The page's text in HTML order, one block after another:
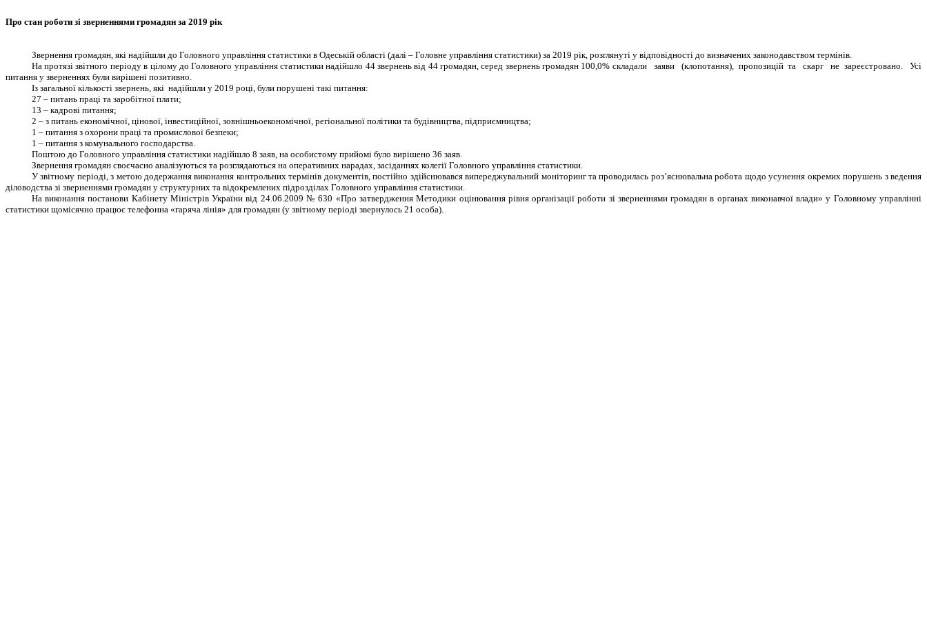
Про стан роботи зі зверненнями громадян за 2019 рік
Звернення громадян, які надійшли до Головного управління статистики в Одеській області (далі – Головне управління статистики) за 2019 рік, розглянуті у відповідності до визначених законодавством термінів.
На протязі звітного періоду в цілому до Головного управління статистики надійшло 44 звернень від 44 громадян, серед звернень громадян 100,0% складали
заяви (клопотання), пропозицій та скарг не зареєстровано.
Усі
питання у зверненнях були вирішені позитивно.
Із загальної кількості звернень, які надійшли у 2019 році, були порушені такі питання:
27 – питань праці та заробітної плати;
13 – кадрові питання;
2 – з питань економічної, цінової, інвестиційної, зовнішньоекономічної, регіональної політики та будівництва, підприємництва;
1 – питання з охорони праці та промислової безпеки;
1 – питання з комунального господарства.
Поштою до Головного управління статистики надійшло 8 заяв, на особистому прийомі було вирішено 36 заяв.
Звернення громадян своєчасно аналізуються та розглядаються на оперативних нарадах, засіданнях колегії Головного управління статистики.
У звітному періоді, з метою додержання виконання контрольних термінів документів, постійно здійснювався випереджувальний моніторинг та проводилась роз’яснювальна робота щодо усунення окремих порушень з ведення
діловодства зі зверненнями громадян у структурних та відокремлених підрозділах Головного управління статистики.
На виконання постанови Кабінету Міністрів України від 24.06.2009 № 630 «Про затвердження Методики оцінювання рівня організації роботи зі зверненнями громадян в органах виконавчої влади» у Головному управлінні
статистики щомісячно працює телефонна «гаряча лінія» для громадян (у звітному періоді звернулось 21 особа).